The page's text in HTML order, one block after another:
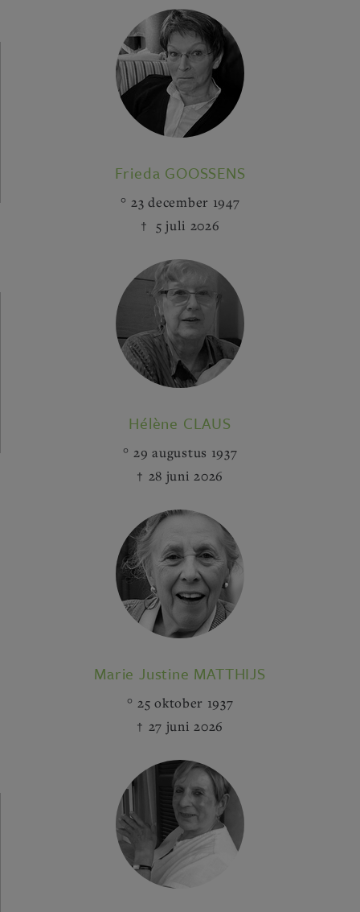
Frieda GOOSSENS
23 december 1947
5 juli 2026
Hélène CLAUS
29 augustus 1937
28 juni 2026
Marie Justine MATTHIJS
25 oktober 1937
27 juni 2026